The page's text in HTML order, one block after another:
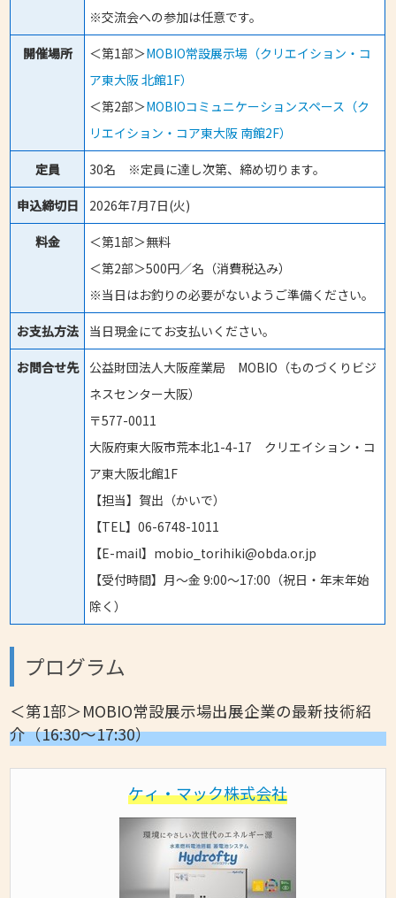
※交流会への参加は任意です。
開催場所 ＜第1部＞MOBIO常設展示場（クリエイション・コ
ア東大阪 北館1F）
＜第2部＞MOBIOコミュニケーションスペース（ク
リエイション・コア東大阪 南館2F）
定員 30名 ※定員に達し次第、締め切ります。
申込締切日 2026年7月7日(火)
料金
＜第1部＞無料
＜第2部＞500円／名（消費税込み）
※当日はお釣りの必要がないようご準備ください。
お支払方法 当日現金にてお支払いください。
お問合せ先
公益財団法人大阪産業局 MOBIO（ものづくりビジ
ネスセンター大阪）
〒577-0011
大阪府東大阪市荒本北1-4-17 クリエイション・コ
ア東大阪北館1F
【担当】賀出（かいで）
【TEL】06-6748-1011
【E-mail】mobio_torihiki@obda.or.jp
【受付時間】月〜金 9:00〜17:00（祝日・年末年始
除く）
プログラム
＜第1部＞MOBIO常設展示場出展企業の最新技術紹
介（16:30～17:30）
ケィ・マック株式会社